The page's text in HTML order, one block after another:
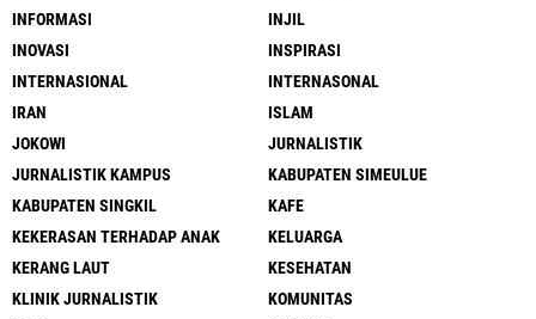
INFORMASI
INJIL
INOVASI
INSPIRASI
INTERNASIONAL
INTERNASONAL
IRAN
ISLAM
JOKOWI
JURNALISTIK
JURNALISTIK KAMPUS
KABUPATEN SIMEULUE
KABUPATEN SINGKIL
KAFE
KEKERASAN TERHADAP ANAK
KELUARGA
KERANG LAUT
KESEHATAN
KLINIK JURNALISTIK
KOMUNITAS